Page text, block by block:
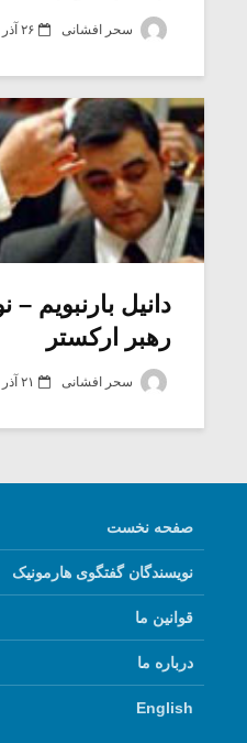
سحر افشانی ۲۶ آذر ۱۳۸۵
دانیل بارنبویم –
رهبر ارکستر
سحر افشانی ۲۱ آذر ۱۳۸۵
صفحه نخست
نویسندگان گفتگوی هارمونیک
قوانین ما
درباره ما
English
میکلوش روژا